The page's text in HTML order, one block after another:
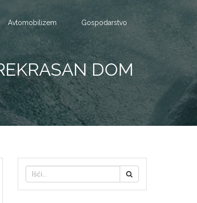
Avtomobilizem Gospodarstvo
DOM